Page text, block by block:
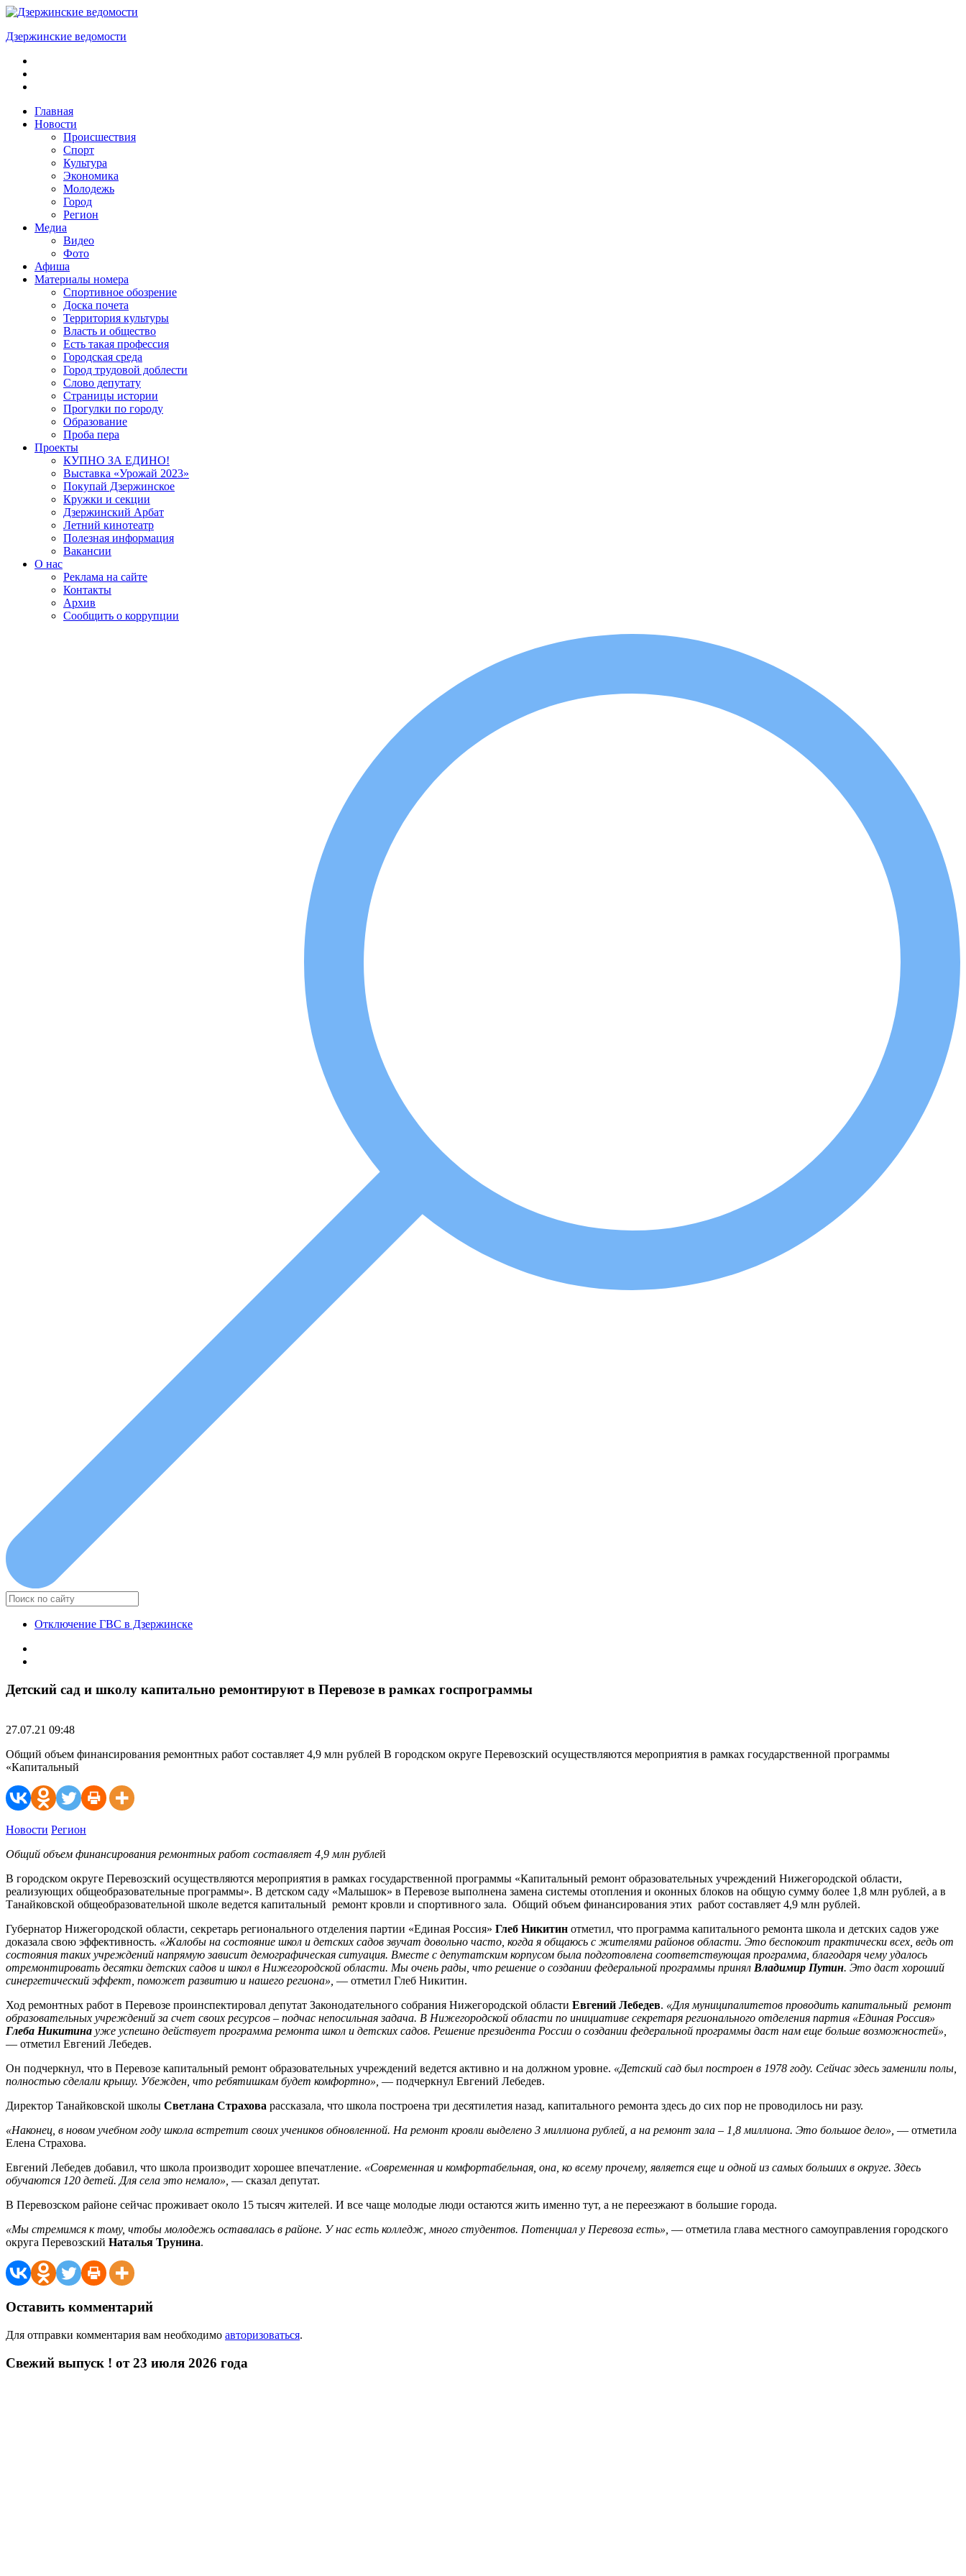
Skip
content
Дзержинские ведомости
ОБЩЕСТВЕННО-
ПОЛИТИЧЕСКАЯ
ГАЗЕТАГлавная
Новости
Происшествия
Спорт
Культура
Экономика
Молодежь
Город
Регион
Медиа
Видео
Фото
Афиша
Материалы номера
Спортивное обозрение
Доска почета
Территория культуры
Власть и общество
Есть такая профессия
Городская среда
Город трудовой доблести
Слово депутату
Страницы истории
Прогулки по городу
Образование
Проба пера
Проекты
КУПНО ЗА ЕДИНО!
Выставка «Урожай 2023»
Покупай Дзержинское
Кружки и секции
Дзержинский Арбат
Летний кинотеатр
Полезная информация
Вакансии
О нас
Реклама на сайте
Контакты
Архив
Сообщить о коррупции
Отключение ГВС в Дзержинске
Детский сад и школу капитально ремонтируют в Перевозе в рамках госпрограммы
27.07.21 09:48
Общий объем финансирования ремонтных работ составляет 4,9 млн рублей В городском округе Перевозский осуществляются мероприятия в рамках государственной программы
«Капитальный
Новости Регион
Общий объем финансирования ремонтных работ составляет 4,9 млн рублей
В городском округе Перевозский осуществляются мероприятия в рамках государственной программы «Капитальный ремонт образовательных учреждений Нижегородской области,
реализующих общеобразовательные программы». В детском саду «Малышок» в Перевозе выполнена замена системы отопления и оконных блоков на общую сумму более 1,8 млн рублей, а в
Танайковской общеобразовательной школе ведется капитальный ремонт кровли и спортивного зала. Общий объем финансирования этих работ составляет 4,9 млн рублей.
Губернатор Нижегородской области, секретарь регионального отделения партии «Единая Россия» Глеб Никитин отметил, что программа капитального ремонта школа и детских садов уже
доказала свою эффективность. «Жалобы на состояние школ и детских садов звучат довольно часто, когда я общаюсь с жителями районов области. Это беспокоит практически всех, ведь от
состояния таких учреждений напрямую зависит демографическая ситуация. Вместе с депутатским корпусом была подготовлена соответствующая программа, благодаря чему удалось
отремонтировать десятки детских садов и школ в Нижегородской области. Мы очень рады, что решение о создании федеральной программы принял Владимир Путин. Это даст хороший
синергетический эффект, поможет развитию и нашего региона», — отметил Глеб Никитин.
Ход ремонтных работ в Перевозе проинспектировал депутат Законодательного собрания Нижегородской области Евгений Лебедев. «Для муниципалитетов проводить капитальный ремонт
образовательных учреждений за счет своих ресурсов – подчас непосильная задача. В Нижегородской области по инициативе секретаря регионального отделения партия «Единая Россия»
Глеба Никитина уже успешно действует программа ремонта школ и детских садов. Решение президента России о создании федеральной программы даст нам еще больше возможностей»,
— отметил Евгений Лебедев.
Он подчеркнул, что в Перевозе капитальный ремонт образовательных учреждений ведется активно и на должном уровне. «Детский сад был построен в 1978 году. Сейчас здесь заменили полы,
полностью сделали крышу. Убежден, что ребятишкам будет комфортно», — подчеркнул Евгений Лебедев.
Директор Танайковской школы Светлана Страхова рассказала, что школа построена три десятилетия назад, капитального ремонта здесь до сих пор не проводилось ни разу.
«Наконец, в новом учебном году школа встретит своих учеников обновленной. На ремонт кровли выделено 3 миллиона рублей, а на ремонт зала – 1,8 миллиона. Это большое дело», — отметила
Елена Страхова.
Евгений Лебедев добавил, что школа производит хорошее впечатление. «Современная и комфортабельная, она, ко всему прочему, является еще и одной из самых больших в округе. Здесь
обучаются 120 детей. Для села это немало», — сказал депутат.
В Перевозском районе сейчас проживает около 15 тысяч жителей. И все чаще молодые люди остаются жить именно тут, а не переезжают в большие города.
«Мы стремимся к тому, чтобы молодежь оставалась в районе. У нас есть колледж, много студентов. Потенциал у Перевоза есть», — отметила глава местного самоуправления городского
округа Перевозский Наталья Трунина.
Оставить комментарий
Для отправки комментария вам необходимо авторизоваться.
Свежий выпуск ! от 23 июля 2026 года